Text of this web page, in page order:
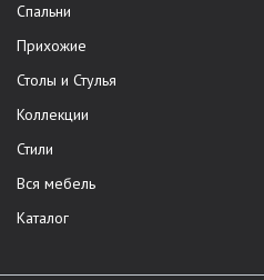
Спальни
Прихожие
Столы и Стулья
Коллекции
Стили
Вся мебель
Каталог